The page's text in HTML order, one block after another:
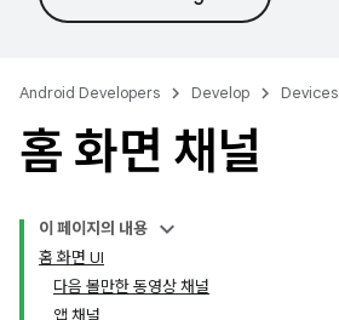
Android Developers Develop Devices
홈 화면 채널
이 페이지의 내용
홈 화면 UI
다음 볼만한 동영상 채널
앱 채널